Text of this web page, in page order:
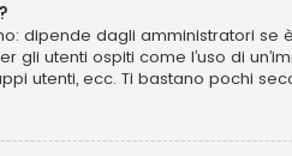
dipende dagli amministratori
gli utenti ospiti come l’uso di
utenti, ecc. Ti bastano pochi